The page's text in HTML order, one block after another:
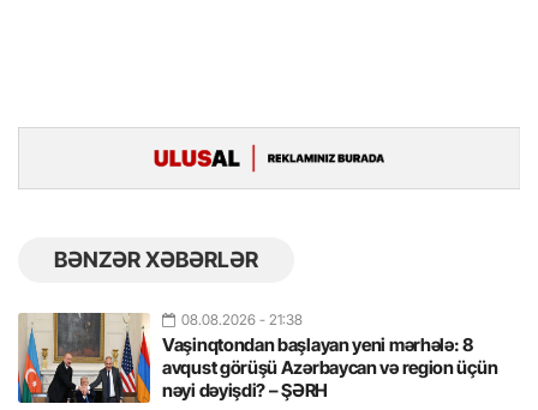
BƏNZƏR XƏBƏRLƏR
08.08.2026 - 21:38
Vaşinqtondan başlayan yeni mərhələ: 8
avqust görüşü Azərbaycan və region üçün
nəyi dəyişdi? – ŞƏRH